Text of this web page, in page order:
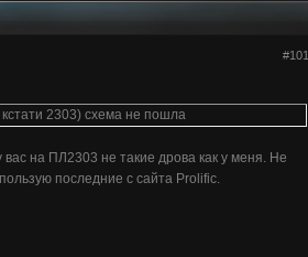
#101
2303) схема не пошла
на ПЛ2303 не такие дрова как у меня. Не
последние с сайта Prolific.